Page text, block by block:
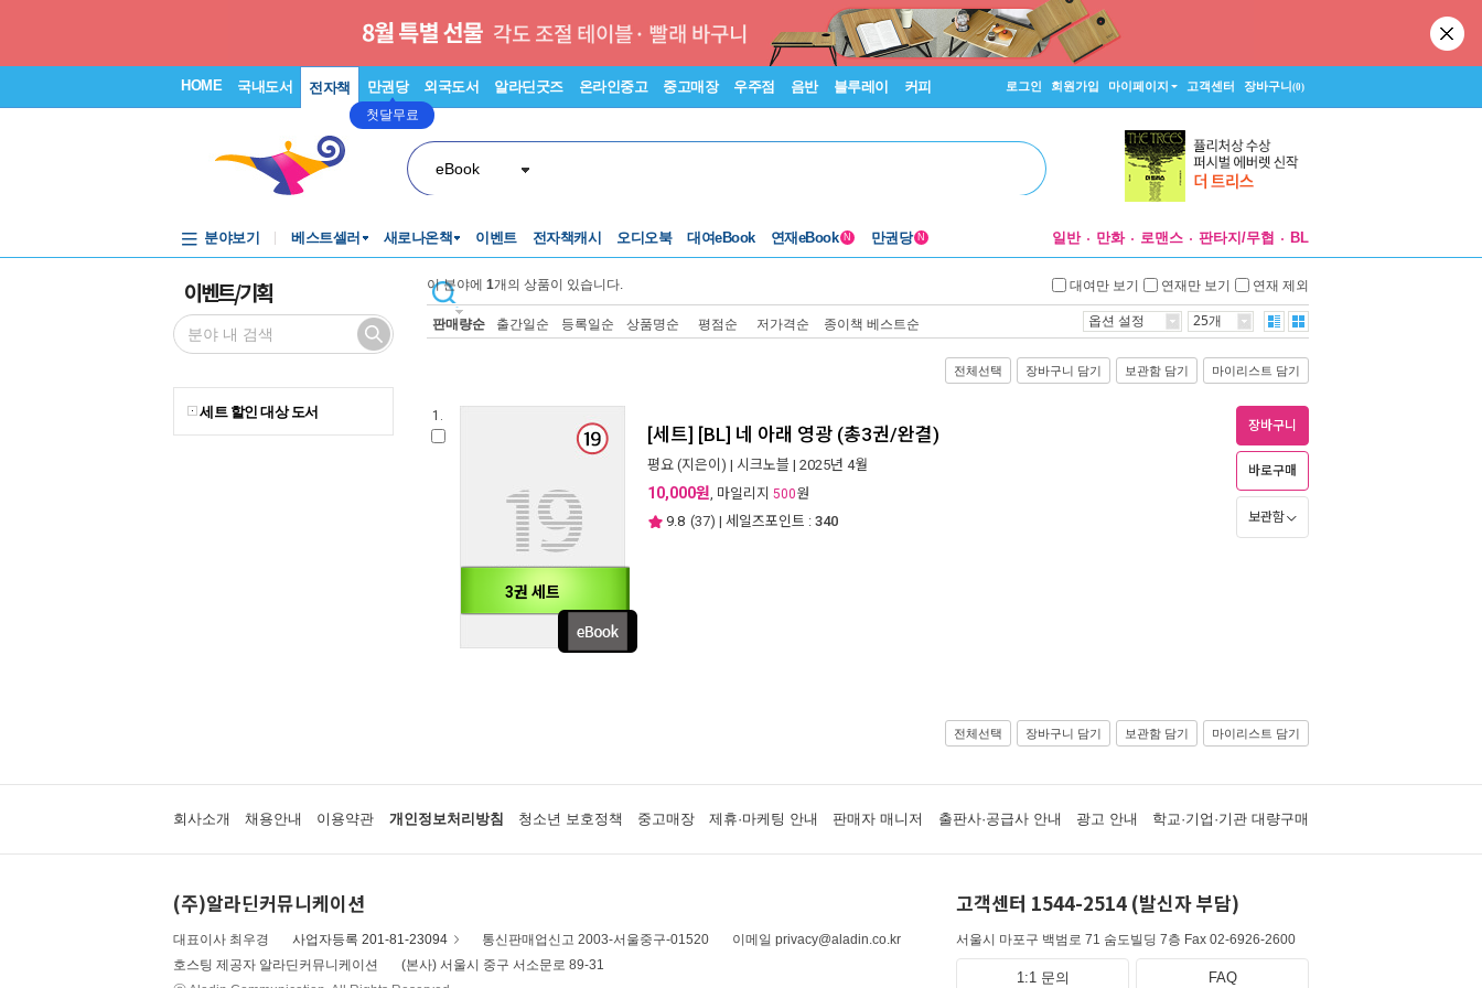
HOME 국내도서 전자책 만권당
첫달무료
외국도서 알라딘굿즈 온라인중고 중고매장 우주점 음반 블루레이 커피 로그인 회원가입 마이페이지 고객센터 장바구니(0)
eBook
분야보기 베스트셀러 새로나온책 이벤트 전자책캐시 오디오북 대여eBook 연재eBook N 만권당 N 일반 만화 로맨스 판타지/무협 BL
이벤트/기획
세트 할인 대상 도서
이 분야에 1개의 상품이 있습니다. 대여만 보기 연재만 보기 연재 제외
판매량순 출간일순 등록일순 상품명순 평점순 저가격순 종이책 베스트순 옵션 설정 25개
전체선택 장바구니 담기 보관함 담기 마이리스트 담기
1.
3권 세트
[세트] [BL] 네 아래 영광 (총3권/완결)
평요 (지은이) | 시크노블 | 2025년 4월
10,000원, 마일리지 500원
9.8 (37) | 세일즈포인트 : 340
장바구니
바로구매
보관함
전체선택 장바구니 담기 보관함 담기 마이리스트 담기
회사소개 채용안내 이용약관 개인정보처리방침 청소년 보호정책 중고매장 제휴·마케팅 안내 판매자 매니저 출판사·공급사 안내 광고 안내 학교·기업·기관 대량구매
(주)알라딘커뮤니케이션
대표이사 최우경 사업자등록 201-81-23094 통신판매업신고 2003-서울중구-01520
이메일 privacy@aladin.co.kr
호스팅 제공자 알라딘커뮤니케이션
(본사) 서울시 중구 서소문로 89-31
고객센터 1544-2514 (발신자 부담)
서울시 마포구 백범로 71 숨도빌딩 7층 Fax 02-6926-2600
1:1 문의 FAQ